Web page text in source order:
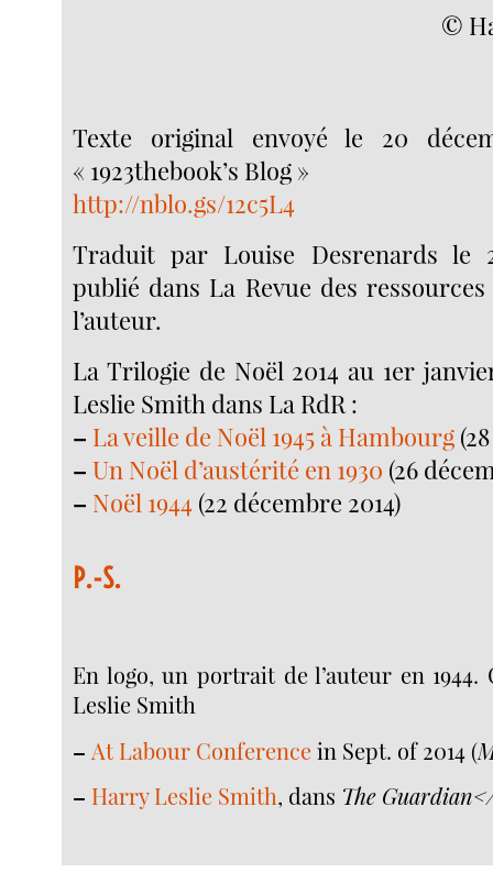
©
Texte original envoyé le 20
« 1923thebook’s Blog »
http://nblo.gs/12c5L4
Traduit par Louise Desrenards le
publié dans La Revue des ressources
l’auteur.
La Trilogie de Noël 2014 au 1er
Leslie Smith dans La RdR :
– La veille de Noël 1945 à Hambourg
– Un Noël d’austérité en 1930 (26
– Noël 1944 (22 décembre 2014)
P.-S.
En logo, un portrait de l’auteur en
Leslie Smith
– At Labour Conference in Sept. of 2014 (
– Harry Leslie Smith, dans The